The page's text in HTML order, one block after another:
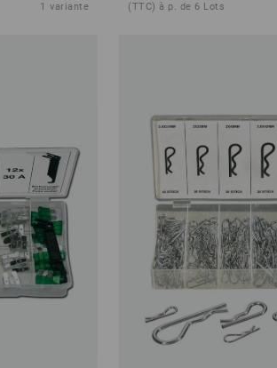
1 variante (TTC) à p. de 6 Lots